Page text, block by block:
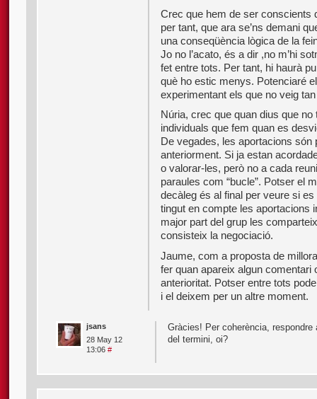
Crec que hem de ser conscients
per tant, que ara se’ns demani
una conseqüència lògica de la
Jo no l’acato, és a dir ,no m’hi
fet entre tots. Per tant, hi haurà
què ho estic menys. Potenciaré
experimentant els que no veig
Núria, crec que quan dius que
individuals que fem quan es
De vegades, les aportacions
anteriorment. Si ja estan
o valorar-les, però no a cada
paraules com “bucle”. Potser el
decàleg és al final per veure si
tingut en compte les aportacions
major part del grup les
consisteix la negociació.
Jaume, com a proposta de
fer quan apareix algun comentari
anterioritat. Potser entre tots
i el deixem per un altre moment.
jsans
28 May 12
13:06 #
Gràcies! Per coherència,
del termini, oi?